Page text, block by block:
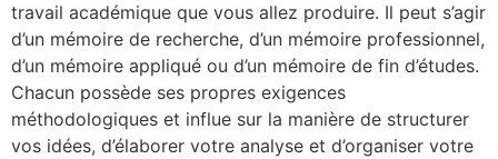
travail académique que vous allez produire. Il peut s’agir
d’un mémoire de recherche, d’un mémoire professionnel,
d’un mémoire appliqué ou d’un mémoire de fin d’études.
Chacun possède ses propres exigences
méthodologiques et influe sur la manière de structurer
vos idées, d’élaborer votre analyse et d’organiser votre